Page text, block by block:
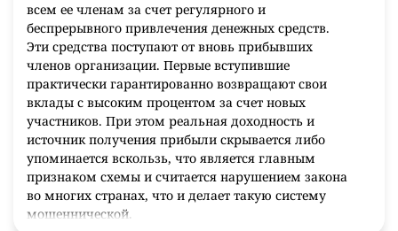
всем ее членам за счет регулярного и
беспрерывного привлечения денежных средств.
Эти средства поступают от вновь прибывших
членов организации. Первые вступившие
практически гарантированно возвращают свои
вклады с высоким процентом за счет новых
участников. При этом реальная доходность и
источник получения прибыли скрывается либо
упоминается вскользь, что является главным
признаком схемы и считается нарушением закона
во многих странах, что и делает такую систему
мошеннической.